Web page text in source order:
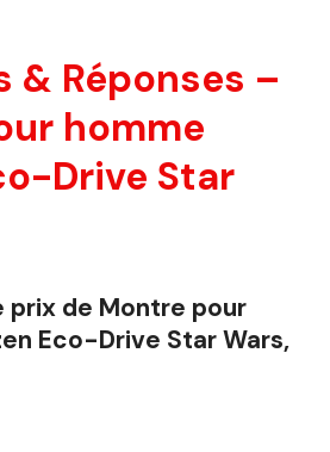
& Réponses –
homme
Drive Star
prix de Montre pour
Eco-Drive Star Wars,